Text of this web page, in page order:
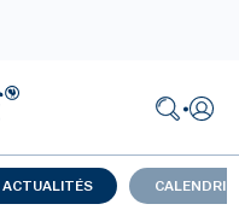
ACTUALITÉS